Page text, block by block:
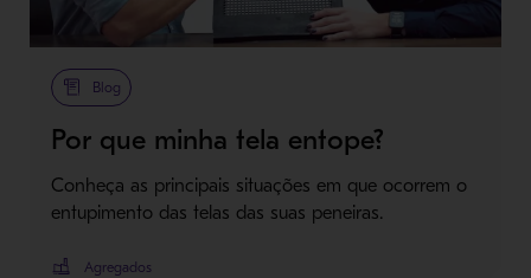
Blog
Por que minha tela entope?
Conheça as principais situações em que ocorrem o
entupimento das telas das suas peneiras.
Agregados